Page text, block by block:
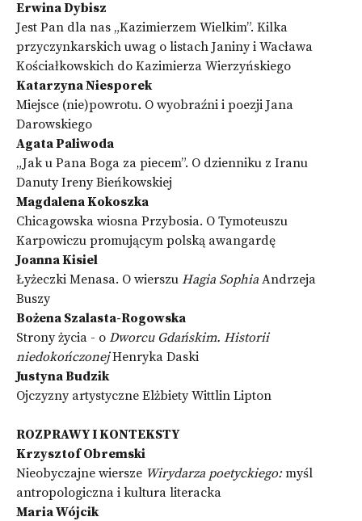
Erwina Dybisz
Jest Pan dla nas „Kazimierzem Wielkim”. Kilka
przyczynkarskich uwag o listach Janiny i Wacława
Kościałkowskich do Kazimierza Wierzyńskiego
Katarzyna Niesporek
Miejsce (nie)powrotu. O wyobraźni i poezji Jana
Darowskiego
Agata Paliwoda
„Jak u Pana Boga za piecem”. O dzienniku z Iranu
Danuty Ireny Bieńkowskiej
Magdalena Kokoszka
Chicagowska wiosna Przybosia. O Tymoteuszu
Karpowiczu promującym polską awangardę
Joanna Kisiel
Łyżeczki Menasa. O wierszu Hagia Sophia Andrzeja
Buszy
Bożena Szalasta-Rogowska
Strony życia - o Dworcu Gdańskim. Historii
niedokończonejHenryka Daski
Justyna Budzik
Ojczyzny artystyczne Elżbiety Wittlin Lipton
ROZPRAWY I KONTEKSTY
KrzysztofObremski
Nieobyczajne wiersze Wirydarza poetyckiego:myśl
antropologiczna i kultura literacka
Maria Wójcik